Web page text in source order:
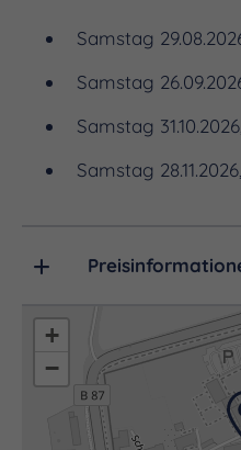
Samstag
Samstag
Samstag
Samstag
+
−